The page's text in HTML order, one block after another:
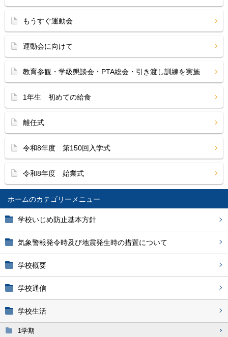
ホーム
学校いじめ防止基本方針
気象警報発令時及び地震発生時の措置について
学校概要
学校通信
学校生活
1学期
もうすぐ運動会
運動会に向けて
教育参観・学級懇談会・PTA総会・引き渡し訓練を実施
1年生 初めての給食
離任式
令和8年度 第150回入学式
令和8年度 始業式